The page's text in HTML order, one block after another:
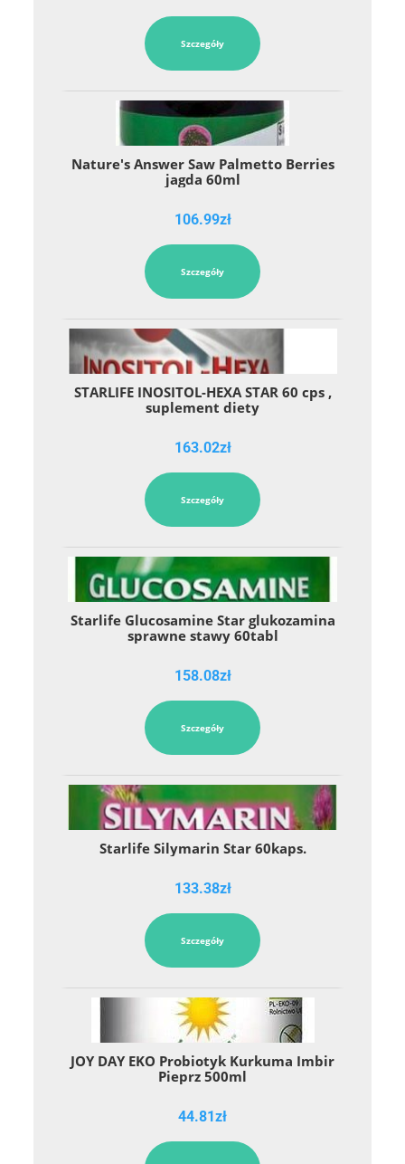
Szczegóły
Nature's Answer Saw Palmetto Berries
jagda 60ml
106.99zł
Szczegóły
STARLIFE INOSITOL-HEXA STAR 60 cps ,
suplement diety
163.02zł
Szczegóły
Starlife Glucosamine Star glukozamina
sprawne stawy 60tabl
158.08zł
Szczegóły
Starlife Silymarin Star 60kaps.
133.38zł
Szczegóły
JOY DAY EKO Probiotyk Kurkuma Imbir
Pieprz 500ml
44.81zł